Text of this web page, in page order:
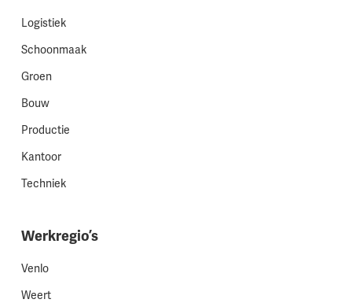
Logistiek
Schoonmaak
Groen
Bouw
Productie
Kantoor
Techniek
Werkregio’s
Venlo
Weert